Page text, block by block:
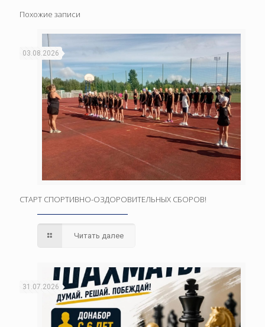
Похожие записи
03.08.2026
СТАРТ СПОРТИВНО-ОЗДОРОВИТЕЛЬНЫХ СБОРОВ!
Читать далее
31.07.2026